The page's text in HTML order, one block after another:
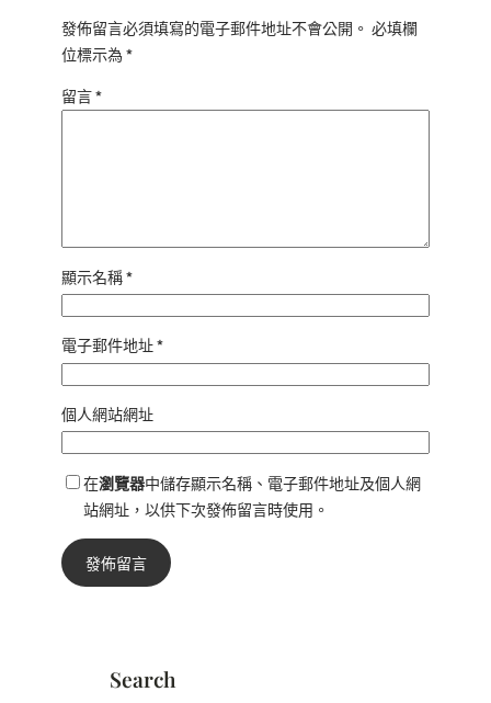
發佈留言必須填寫的電子郵件地址不會公開。 必填欄
位標示為*
留言*
顯示名稱*
電子郵件地址*
個人網站網址
在瀏覽器中儲存顯示名稱、電子郵件地址及個人網
站網址，以供下次發佈留言時使用。
Search